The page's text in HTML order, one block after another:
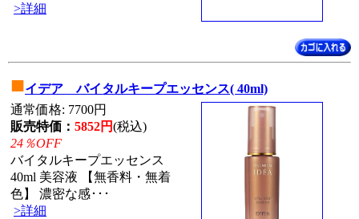
>詳細
■イデア バイタルキープエッセンス( 40ml)
通常価格: 7700円
販売特価： 5852円(税込)
24％OFF
バイタルキープエッセンス
40ml 美容液 【無香料・無着
色】 濃密な感･･･
>詳細